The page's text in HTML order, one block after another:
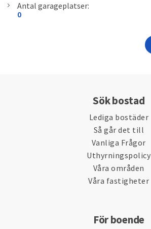
Antal garageplatser:
0
Sök bostad
Lediga bostäder
Så går det till
Vanliga Frågor
Uthyrningspolicy
Våra områden
Våra fastigheter
För boende